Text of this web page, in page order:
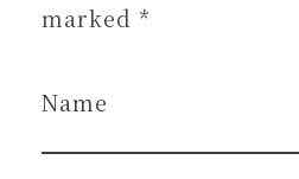
marked *
Name